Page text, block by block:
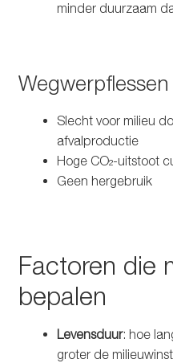
minder duurzaam
Wegwerpflessen
Slecht voor milieu
afvalproductie
Hoge CO₂-uitstoot
Geen hergebruik
Factoren die
bepalen
Levensduur: hoe
groter de milieuwinst